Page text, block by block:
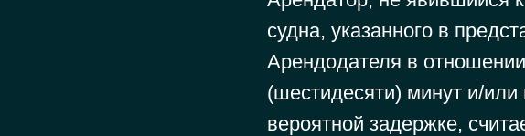
судна, указанного в
Арендодателя в
(шестидесяти) минут и/
вероятной задержке,